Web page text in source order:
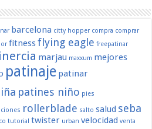
barcelona citty hopper compra comprar
fitnessflying eagle freepatinar
inercia marjau maxxum mejores
patinaje patinar
patines niño pies
rollerblade salto salud seba
tutorial twister urban velocidad venta